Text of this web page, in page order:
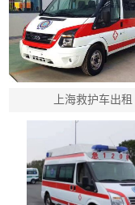
上海救护车出租